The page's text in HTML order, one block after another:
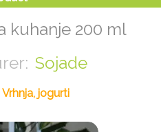
kuhanje 200 ml
Sojade
Vrhnja, jogurti